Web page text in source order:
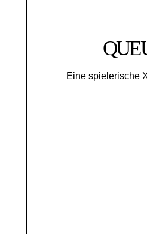
Eine spielerische